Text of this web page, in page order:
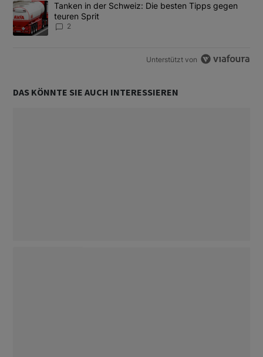
Ein Trendartikel mit dem Titel "Tanken in der Schweiz: Die
Tanken in der Schweiz: Die besten Tipps gegen
teuren Sprit
2
Unterstützt von
DAS KÖNNTE SIE AUCH INTERESSIEREN